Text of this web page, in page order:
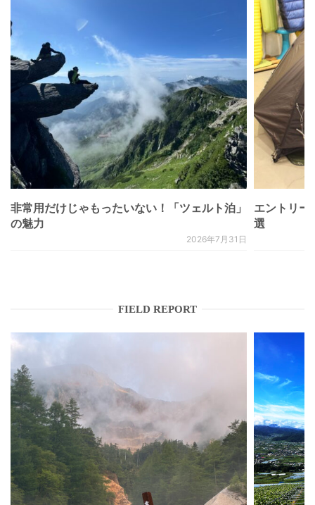
非常用だけじゃもったいない！「ツェルト泊」
の魅力
2026年7月31日
エントリー
選
FIELD REPORT